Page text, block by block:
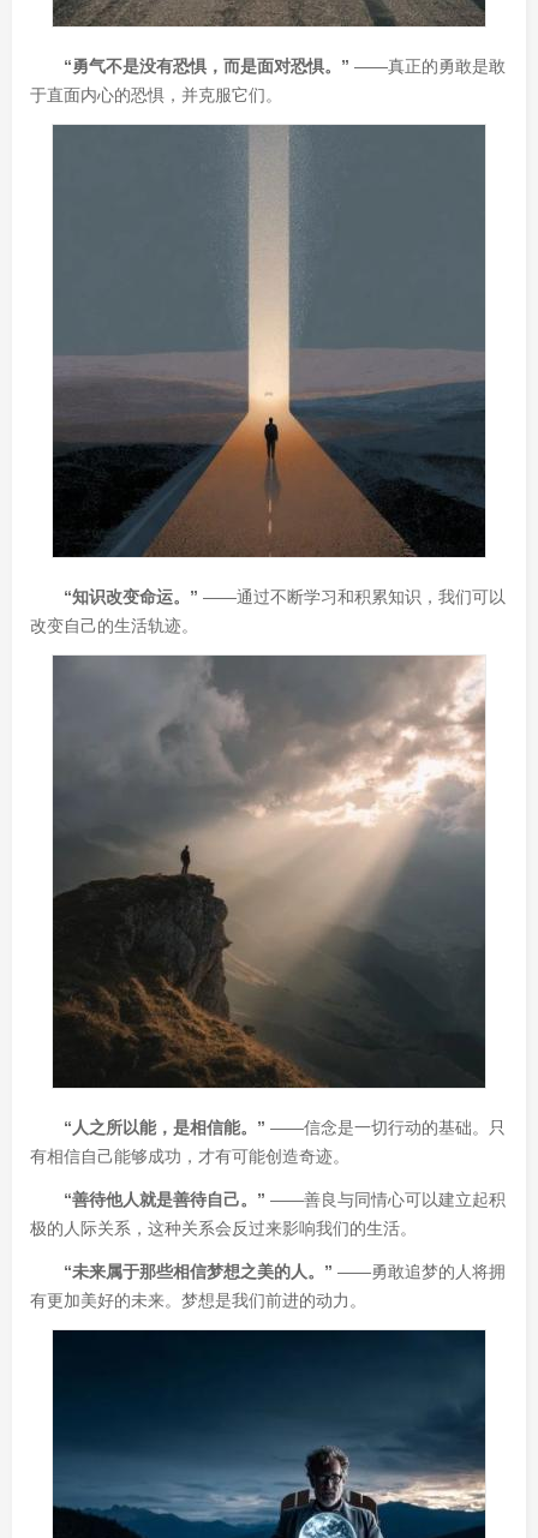
“勇气不是没有恐惧，而是面对恐惧。” ——真正的勇敢是敢
于直面内心的恐惧，并克服它们。
“知识改变命运。” ——通过不断学习和积累知识，我们可以
改变自己的生活轨迹。
“人之所以能，是相信能。” ——信念是一切行动的基础。只
有相信自己能够成功，才有可能创造奇迹。
“善待他人就是善待自己。” ——善良与同情心可以建立起积
极的人际关系，这种关系会反过来影响我们的生活。
“未来属于那些相信梦想之美的人。” ——勇敢追梦的人将拥
有更加美好的未来。梦想是我们前进的动力。